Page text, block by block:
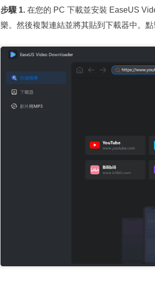
步驟 1. 在您的 PC 下載並安裝 EaseUS
樂。然後複製連結並將其貼到下載器中。點